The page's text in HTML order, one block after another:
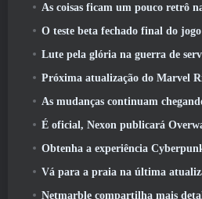
As coisas ficam um pouco retrô na
O teste beta fechado final do jogo de tiro F2P da Nexon
Lute pela glória na guerra de
Próxima atualização do Marvel
As mudanças continuam chegando ao
É oficial, Nexon publicará Overwatch na
Obtenha a experiência Cyberpunk, Completo com ciberpsicose, No
Vá para a praia na última
Netmarble compartilha mais detalhes sobre o próximo jogo de